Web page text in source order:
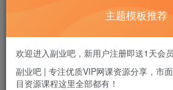
付费资源
主题模板推荐
欢迎进入副业吧，新用户注册即送1天会员
副业吧 | 专注优质VIP网课资源分享，市
目资源课程这里全部都有！